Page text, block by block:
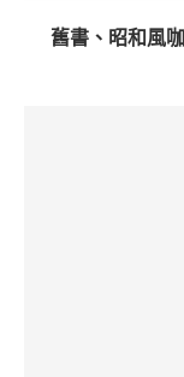
舊書、昭和風